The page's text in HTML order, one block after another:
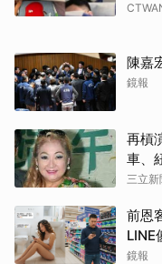
陳嘉
鏡報
再槓
車、
三立新
前恩
LINE
鏡報